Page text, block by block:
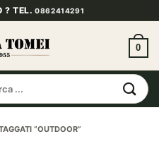
? TEL.0862414291
0
“OUTDOOR”